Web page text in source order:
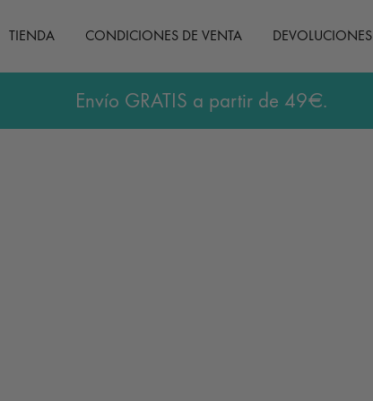
TIENDA CONDICIONES DE VENTA DEVOLUCIONES
Envío GRATIS a partir de 49€.